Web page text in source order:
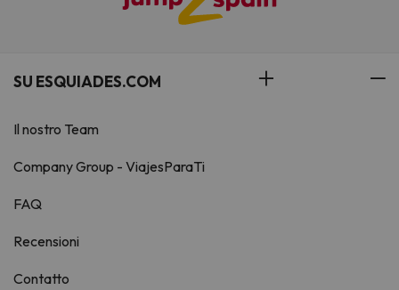
SU ESQUIADES.COM
Il nostro Team
Company Group - ViajesParaTi
FAQ
Recensioni
Contatto